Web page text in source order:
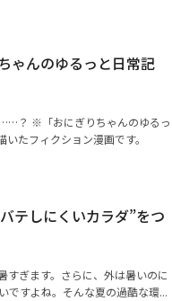
ゃんのゆるっと日常記
？ ※「おにぎりちゃんのゆるっ
たフィクション漫画です。
テしにくいカラダ”をつ
ぎます。さらに、外は暑いのに
ですよね。そんな夏の過酷な環...